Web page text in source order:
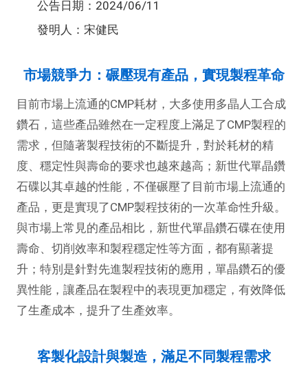
公告日期：2024/06/11
發明人：宋健民
市場競爭力：碾壓現有產品，實現製程革命
目前市場上流通的CMP耗材，大多使用多晶人工合成
鑽石，這些產品雖然在一定程度上滿足了CMP製程的
需求，但隨著製程技術的不斷提升，對於耗材的精
度、穩定性與壽命的要求也越來越高；新世代單晶鑽
石碟以其卓越的性能，不僅碾壓了目前市場上流通的
產品，更是實現了CMP製程技術的一次革命性升級。
與市場上常見的產品相比，新世代單晶鑽石碟在使用
壽命、切削效率和製程穩定性等方面，都有顯著提
升；特別是針對先進製程技術的應用，單晶鑽石的優
異性能，讓產品在製程中的表現更加穩定，有效降低
了生產成本，提升了生產效率。
客製化設計與製造，滿足不同製程需求